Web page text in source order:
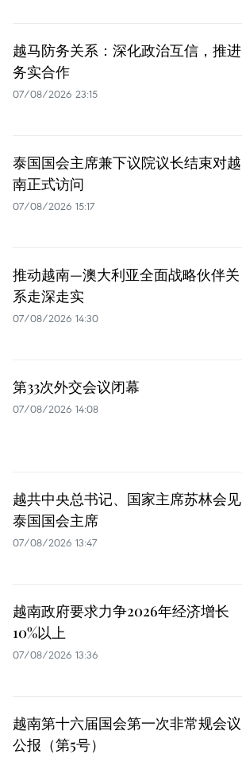
越马防务关系：深化政治互信，推进
务实合作
07/08/2026 23:15
泰国国会主席兼下议院议长结束对越
南正式访问
07/08/2026 15:17
推动越南—澳大利亚全面战略伙伴关
系走深走实
07/08/2026 14:30
第33次外交会议闭幕
07/08/2026 14:08
越共中央总书记、国家主席苏林会见
泰国国会主席
07/08/2026 13:47
越南政府要求力争2026年经济增长
10%以上
07/08/2026 13:36
越南第十六届国会第一次非常规会议
公报（第5号）